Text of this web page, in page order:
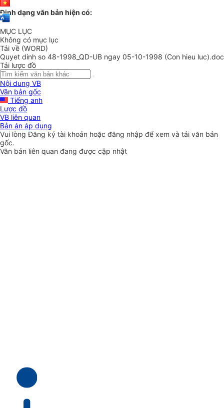
Định dạng văn bản hiện có:
MỤC LỤC
Không có mục lục
Tải về (WORD)
Quyet dinh so 48-1998_QD-UB ngay 05-10-1998 (Con hieu luc).doc
Tải lược đồ
Nội dung VB
Văn bản gốc
Tiếng anh
Lược đồ
VB liên quan
Bản án áp dụng
Vui lòngĐăng ký tài khoản hoặc đăng nhập để xem và tải văn bản
gốc.
Văn bản liên quan đang được cập nhật